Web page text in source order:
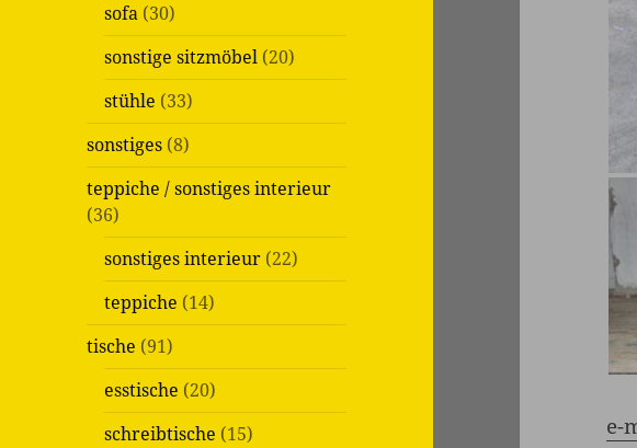
sofa (30)
sonstige sitzmöbel (20)
stühle (33)
sonstiges (8)
teppiche / sonstiges interieur
(36)
sonstiges interieur (22)
teppiche (14)
tische (91)
esstische (20)
schreibtische (15)
e-